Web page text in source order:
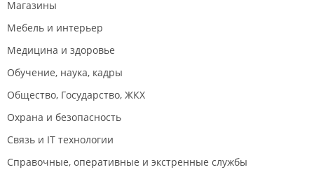
Магазины
Мебель и интерьер
Медицина и здоровье
Обучение, наука, кадры
Общество, Государство, ЖКХ
Охрана и безопасность
Связь и IT технологии
Справочные, оперативные и экстренные службы